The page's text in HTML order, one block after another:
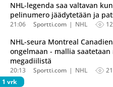
NHL-legenda saa valtavan
pelinumero jäädytetään ja
21:06 Sportti.com NHL
NHL-seura Montreal
ongelmaan - mallia
megadiilistä
20:13 Sportti.com NHL
1 vrk